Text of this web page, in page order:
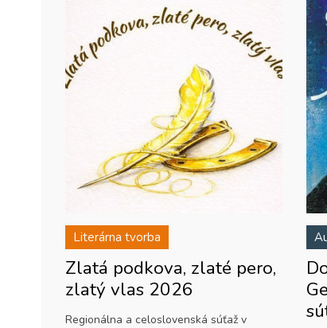
Literárna tvorba
Zlatá podkova, zlaté pero,
zlatý vlas 2026
Regionálna a celoslovenská súťaž v